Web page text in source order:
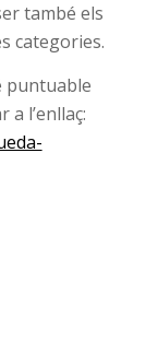
també els
categories.
puntuable
l’enllaç: